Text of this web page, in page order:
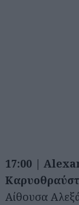
17:00 |
Αίθουσα